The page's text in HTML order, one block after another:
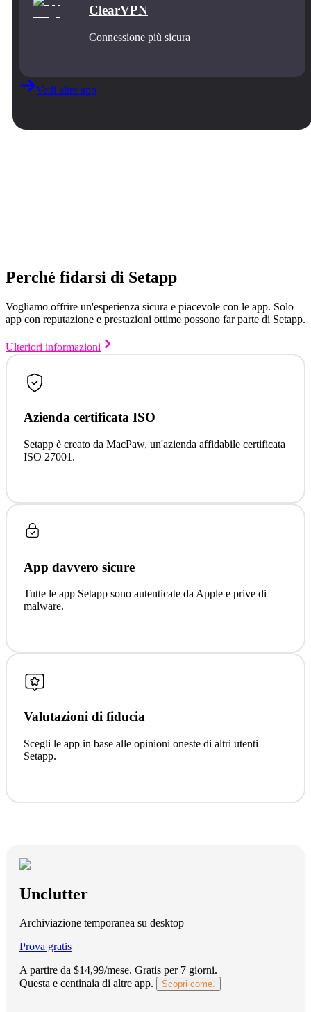
ClearVPN
Connessione più sicura
Vedi altre app
Perché fidarsi di Setapp
Vogliamo offrire un'esperienza sicura e piacevole con le app. Solo
app con reputazione e prestazioni ottime possono far parte di Setapp.
Ulteriori informazioni
Azienda certificata ISO
Setapp è creato da MacPaw, un'azienda affidabile certificata
ISO 27001.
App davvero sicure
Tutte le app Setapp sono autenticate da Apple e prive di
malware.
Valutazioni di fiducia
Scegli le app in base alle opinioni oneste di altri utenti
Setapp.
Unclutter
Archiviazione temporanea su desktop
Prova gratis
A partire da $14,99/mese. Gratis per 7 giorni.
Questa e centinaia di altre app.
Scopri come.